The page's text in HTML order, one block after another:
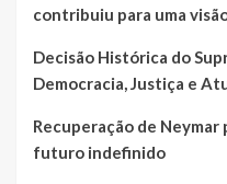
contribuiu para uma
Decisão Histórica do
Democracia, Justiça e
Recuperação de
futuro indefinido